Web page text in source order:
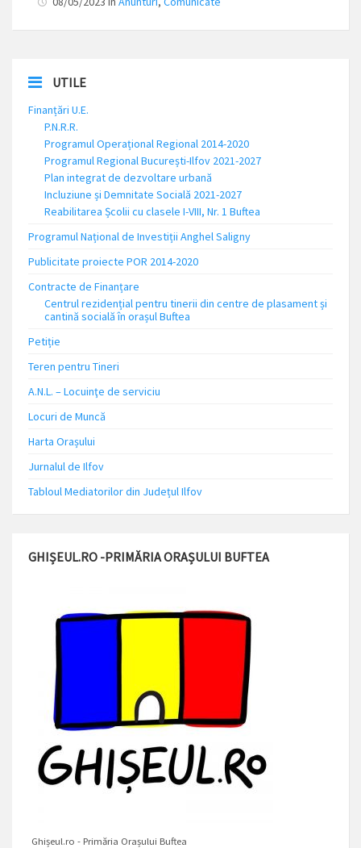
UTILE
Finanțări U.E.
P.N.R.R.
Programul Operațional Regional 2014-2020
Programul Regional București-Ilfov 2021-2027
Plan integrat de dezvoltare urbană
Incluziune și Demnitate Socială 2021-2027
Reabilitarea Școlii cu clasele I-VIII, Nr. 1 Buftea
Programul Național de Investiții Anghel Saligny
Publicitate proiecte POR 2014-2020
Contracte de Finanțare
Centrul rezidențial pentru tinerii din centre de plasament și
cantină socială în orașul Buftea
Petiție
Teren pentru Tineri
A.N.L. – Locuinţe de serviciu
Locuri de Muncă
Harta Orașului
Jurnalul de Ilfov
Tabloul Mediatorilor din Județul Ilfov
GHIȘEUL.RO -PRIMĂRIA ORAȘULUI BUFTEA
Ghișeul.ro - Primăria Orașului Buftea